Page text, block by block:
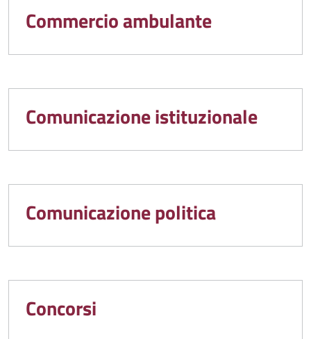
Commercio ambulante
Comunicazione istituzionale
Comunicazione politica
Concorsi